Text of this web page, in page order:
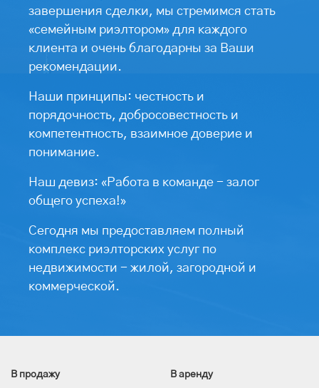
завершения сделки, мы стремимся стать
«семейным риэлтором» для каждого
клиента и очень благодарны за Ваши
рекомендации.
Наши принципы: честность и
порядочность, добросовестность и
компетентность, взаимное доверие и
понимание.
Наш девиз: «Работа в команде - залог
общего успеха!»
Сегодня мы предоставляем полный
комплекс риэлторских услуг по
недвижимости - жилой, загородной и
коммерческой.
В продажу
В аренду